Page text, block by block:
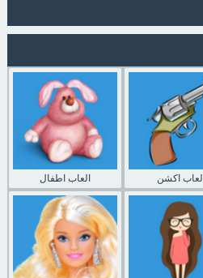
العاب اطفال العاب اكشن